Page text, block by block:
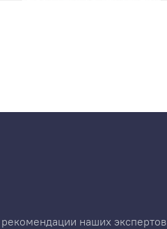
наших экспертов